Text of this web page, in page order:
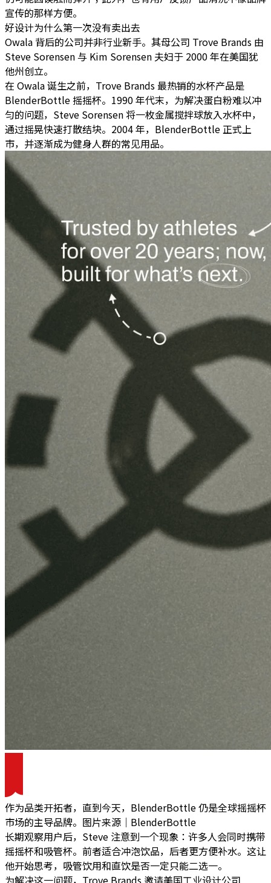
宣传的那样方便。
好设计为什么第一次没有卖出去
Owala 背后的公司并非行业新手。其母公司 Trove Brands 由
Steve Sorensen 与 Kim Sorensen 夫妇于 2000 年在美国犹
他州创立。
在 Owala 诞生之前，Trove Brands 最热销的水杯产品是
BlenderBottle 摇摇杯。1990 年代末，为解决蛋白粉难以冲
匀的问题，Steve Sorensen 将一枚金属搅拌球放入水杯中，
通过摇晃快速打散结块。2004 年，BlenderBottle 正式上
市，并逐渐成为健身人群的常见用品。
作为品类开拓者，直到今天，BlenderBottle 仍是全球摇摇杯
市场的主导品牌。图片来源｜BlenderBottle
长期观察用户后，Steve 注意到一个现象：许多人会同时携带
摇摇杯和吸管杯。前者适合冲泡饮品，后者更方便补水。这让
他开始思考，吸管饮用和直饮是否一定只能二选一。
为解决这一问题，Trove Brands 邀请美国工业设计公司